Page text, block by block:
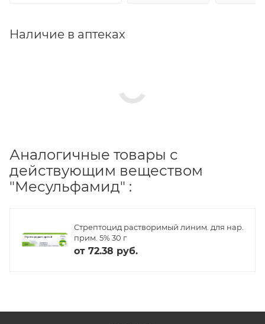
Наличие в аптеках
Аналогичные товары с
действующим веществом
"Месульфамид" :
Стрептоцид растворимый линим. для нар.
прим. 5% 30 г
от 72.38 руб.